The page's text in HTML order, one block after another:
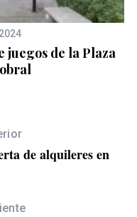
juegos de la Plaza
de alquileres en